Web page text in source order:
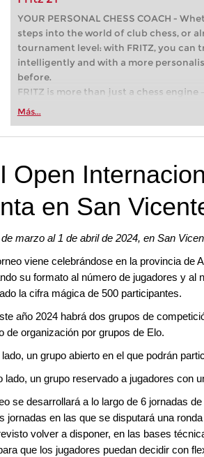
YOUR PERSONAL CHESS COACH -
steps into the world of club chess, or
tournament level: with FRITZ, you can
intelligently and with a more
before.
FRITZ is more than just a chess
Whether you’re taking your first steps
more efficiently, intelligently and with
Más...
Open
en San
marzo al 1 de abril de 2024, en San
viene celebrándose en la provincia de
su formato al número de jugadores y
la cifra mágica de 500 participantes.
año 2024 habrá dos grupos de
de organización por grupos de Elo.
lado, un grupo abierto en el que podrán
lado, un grupo reservado a jugadores con
se desarrollará a lo largo de 6 jornadas
jornadas en las que se disputará una
volver a disponer, en las bases
que los jugadores puedan decidir con